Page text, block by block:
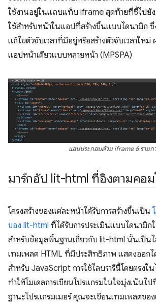
ใช้งานอยู่ในแถบแท็บ iframe สุดท้ายที่ชี้ไปยัง
ใช้สำหรับหน้าในแอปที่สร้างขึ้นแบบไดนามิก ซึ่
แก้ไขตัวจับเวลาที่มีอยู่หรือสร้างตัวจับเวลาใหม่
แอปหน้าเดียวแบบหลายหน้า (MPSPA)
แอปประกอบด้วย iframe 6 รายก
มาร์กอัป lit-html ที่อิงตามคอ
โครงสร้างของแต่ละหน้าได้รับการสร้างขึ้นเป็น
ของ lit-html ที่ได้รับการประเมินแบบไดนามิ
สำหรับข้อมูลพื้นฐานเกี่ยวกับ lit-html นั้นเป็นไล
เทมเพลต HTML ที่มีประสิทธิภาพ แสดงออกไ
สำหรับ JavaScript การใช้ไลบรารีนี้โดยตรงใ
ทำให้โมเดลการเขียนโปรแกรมในใจมุ่งเน้นไป
ฐานะโปรแกรมเมอร์ คุณจะเขียนเทมเพลตขอ